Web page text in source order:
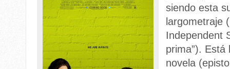
siendo esta
largometraje
Independent
prima”). Está
novela